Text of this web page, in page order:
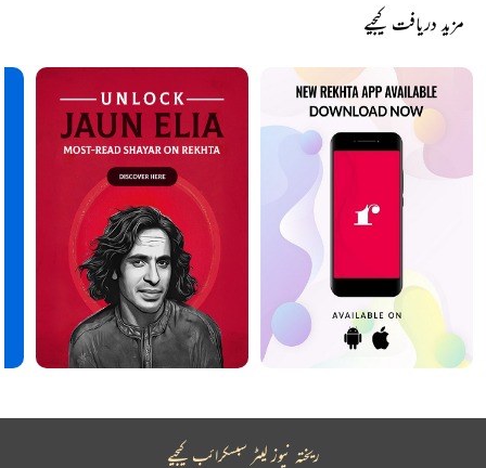
مزید دریافت کیجیے
ریختہ نیوز لیٹر سبسکرائب کیجیے